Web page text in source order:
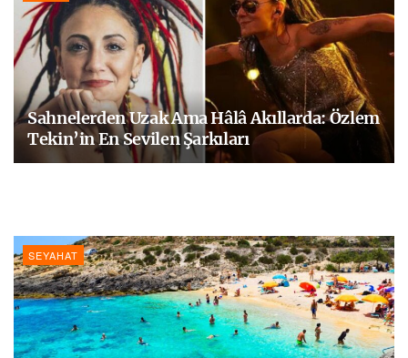
Sahnelerden Uzak Ama Hâlâ Akıllarda: Özlem
Tekin’in En Sevilen Şarkıları
SEYAHAT